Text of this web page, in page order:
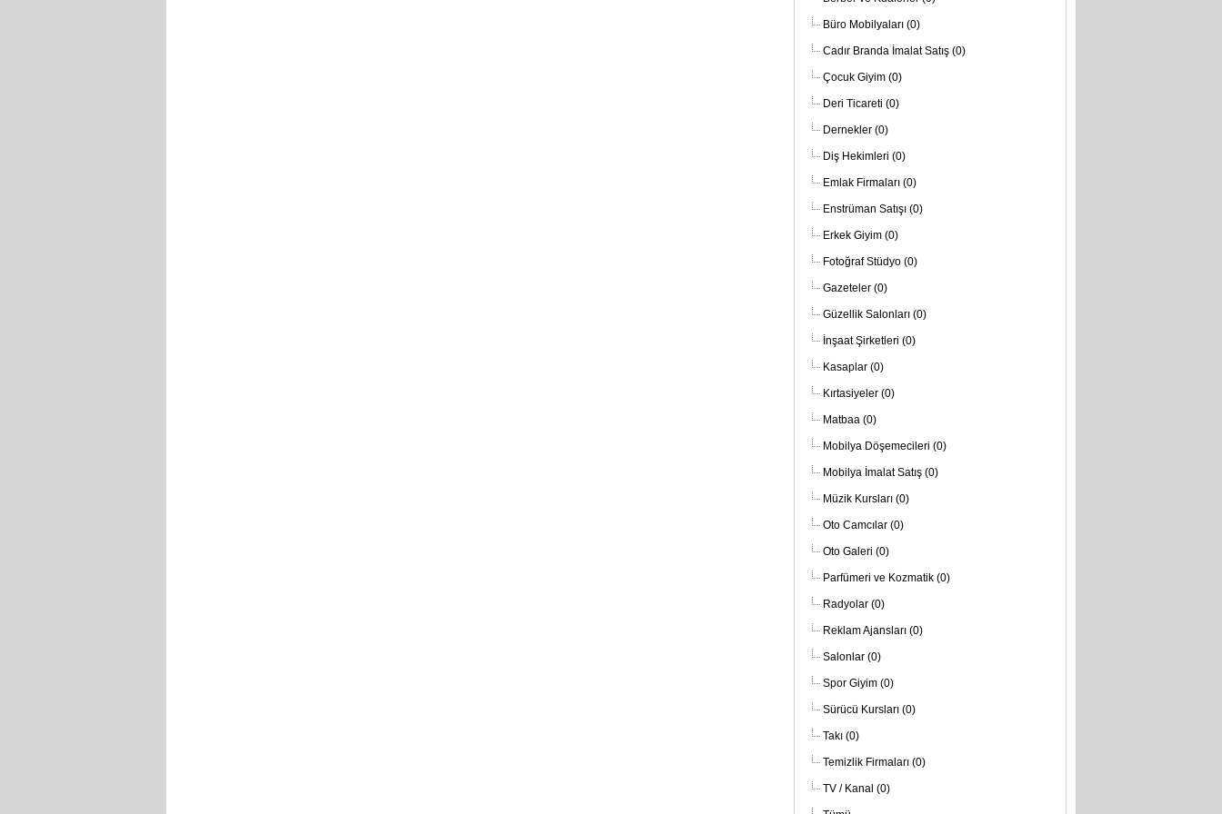
Büro Mobilyaları (0)
Cadır Branda İmalat Satış (0)
Çocuk Giyim (0)
Deri Ticareti (0)
Dernekler (0)
Diş Hekimleri (0)
Emlak Firmaları (0)
Enstrüman Satışı (0)
Erkek Giyim (0)
Fotoğraf Stüdyo (0)
Gazeteler (0)
Güzellik Salonları (0)
İnşaat Şirketleri (0)
Kasaplar (0)
Kırtasiyeler (0)
Matbaa (0)
Mobilya Döşemecileri (0)
Mobilya İmalat Satış (0)
Müzik Kursları (0)
Oto Camcılar (0)
Oto Galeri (0)
Parfümeri ve Kozmatik (0)
Radyolar (0)
Reklam Ajansları (0)
Salonlar (0)
Spor Giyim (0)
Sürücü Kursları (0)
Takı (0)
Temizlik Firmaları (0)
TV / Kanal (0)